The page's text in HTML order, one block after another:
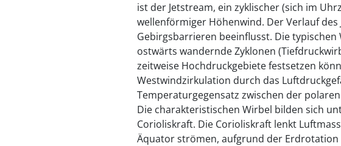
ist der Jetstream, ein zyklischer (sich im
wellenförmiger Höhenwind. Der Verlauf
Gebirgsbarrieren beeinflusst. Die
ostwärts wandernde Zyklonen
zeitweise Hochdruckgebiete festsetzen
Westwindzirkulation durch das
Temperaturgegensatz zwischen der
Die charakteristischen Wirbel bilden sich
Corioliskraft. Die Corioliskraft lenkt
Äquator strömen, aufgrund der